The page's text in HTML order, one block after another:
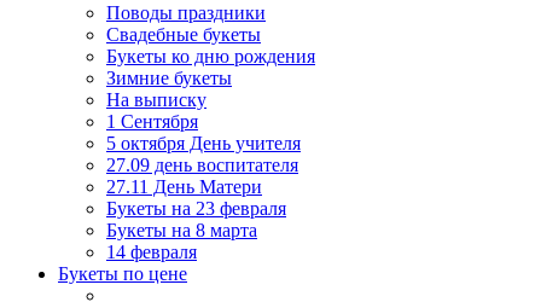
Поводы праздники
Свадебные букеты
Букеты ко дню рождения
Зимние букеты
На выписку
1 Сентября
5 октября День учителя
27.09 день воспитателя
27.11 День Матери
Букеты на 23 февраля
Букеты на 8 марта
14 февраля
Букеты по цене